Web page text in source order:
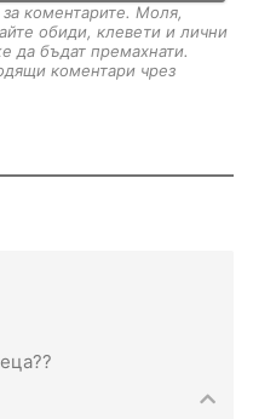
коментарите. Моля,
обиди, клевети и лични
да бъдат премахнати.
коментари чрез